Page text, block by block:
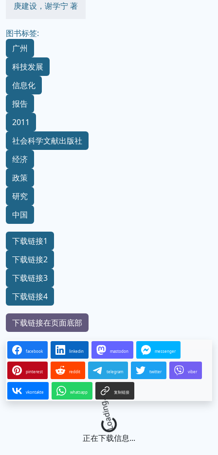
庚建设，谢学宁 著
图书标签:
广州
科技发展
信息化
报告
2011
社会科学文献出版社
经济
政策
研究
中国
下载链接1
下载链接2
下载链接3
下载链接4
下载链接在页面底部
facebook linkedin mastodon messenger
pinterest reddit telegram twitter viber
vkontakte whatsapp 复制链接
Loading...
正在下载信息...